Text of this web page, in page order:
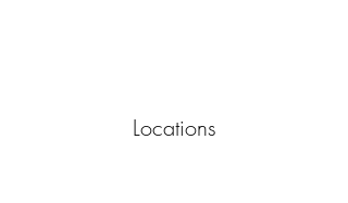
Locations